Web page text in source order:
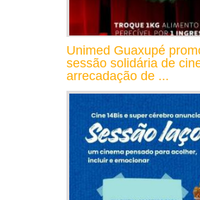
Unimed Guaxupé
sessão solidária de
arrecadação de ...